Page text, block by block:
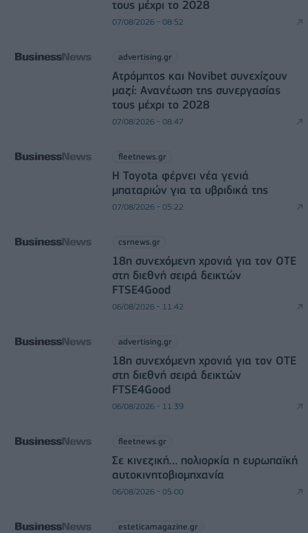
τους μέχρι το 2028
07/08/2026 - 08:52
advertising.gr
Ατρόμητος και Novibet συνεχίζουν
μαζί: Ανανέωση της συνεργασίας
τους μέχρι το 2028
07/08/2026 - 08:47
fleetnews.gr
Η Toyota φέρνει νέα γενιά
μπαταριών για τα υβριδικά της
07/08/2026 - 05:22
csrnews.gr
18η συνεχόμενη χρονιά για τον ΟΤΕ
στη διεθνή σειρά δεικτών
FTSE4Good
06/08/2026 - 11:42
advertising.gr
18η συνεχόμενη χρονιά για τον ΟΤΕ
στη διεθνή σειρά δεικτών
FTSE4Good
06/08/2026 - 11:39
fleetnews.gr
Σε κινεζική… πολιορκία η ευρωπαϊκή
αυτοκινητοβιομηχανία
06/08/2026 - 05:00
esteticamagazine.gr